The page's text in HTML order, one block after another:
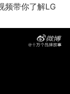
频带你了解LG